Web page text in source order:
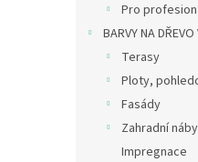
Pro
BARVY NA DŘEVO
Terasy
Ploty,
Fasády
Zahradní
Impregnace